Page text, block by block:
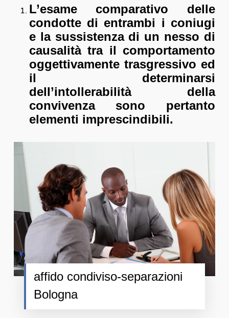
L’esame comparativo delle
condotte di entrambi i coniugi
e la sussistenza di un nesso di
causalità tra il comportamento
oggettivamente trasgressivo ed
il determinarsi
dell’intollerabilità della
convivenza sono pertanto
elementi imprescindibili.
affido condiviso-separazioni
Bologna